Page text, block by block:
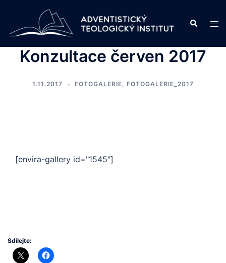
content
Search
Konzultace červen 2017
1.11.2017 FOTOGALERIE, FOTOGALERIE_2017
[envira-gallery id="1545"]
Sdílejte: